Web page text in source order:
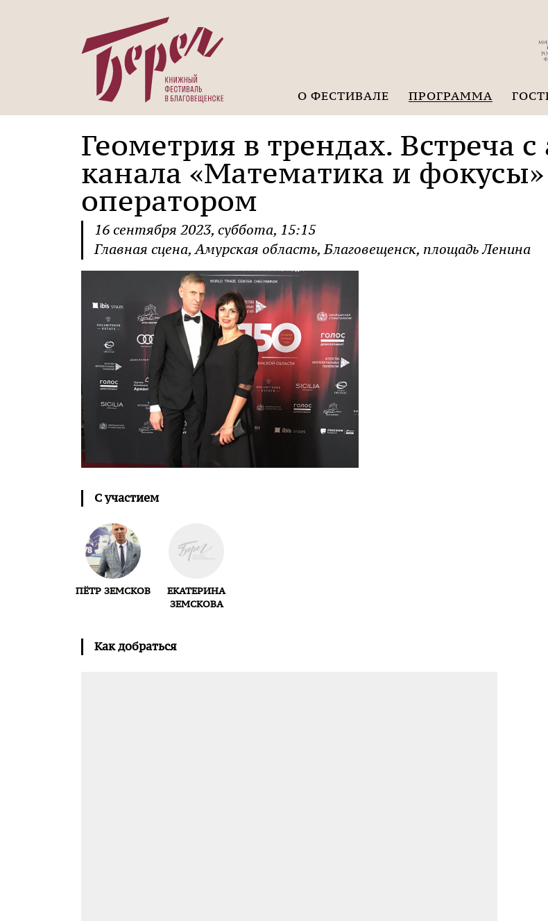
О ФЕСТИВАЛЕ ПРОГРАММА
Геометрия в трендах. Встреча
канала «Математика и
оператором
16 сентября 2023, суббота, 15:15
Главная сцена, Амурская область, Благовещенск, площадь Ленина
С участием
ПЁТР ЗЕМСКОВ
ЕКАТЕРИНА
ЗЕМСКОВА
Как добраться